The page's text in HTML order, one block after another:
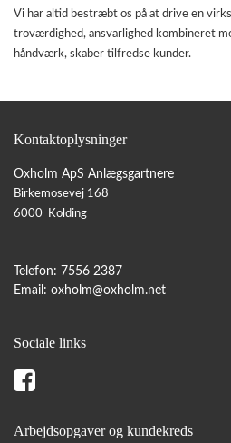
Vi har altid bestræbt os på at drive en
troværdighed, ansvarlighed kombineret
håndværk, skaber tilfredse kunder.
Kontaktoplysninger
Oxholm ApS Anlægsgartnere
Birkemosevej 168
6000 Kolding
Telefon: 7556 2387
Email: oxholm@oxholm.net
Sociale links
Arbejdsopgaver og kundekreds